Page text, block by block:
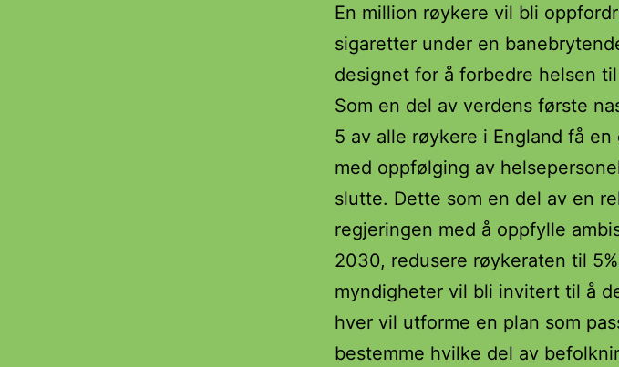
En million røykere vil bli
sigaretter under en
designet for å forbedre helsen
Som en del av verdens første
5 av alle røykere i England få
med oppfølging av
slutte. Dette som en del av en
regjeringen med å oppfylle
2030, redusere røykeraten til
myndigheter vil bli invitert til å
hver vil utforme en plan som
bestemme hvilke del av